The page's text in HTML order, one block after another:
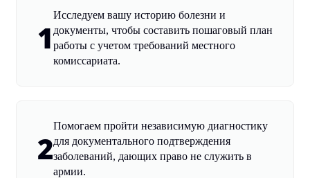
1
Исследуем вашу историю болезни и
документы, чтобы составить пошаговый план
работы с учетом требований местного
комиссариата.
2
Помогаем пройти независимую диагностику
для документального подтверждения
заболеваний, дающих право не служить в
армии.